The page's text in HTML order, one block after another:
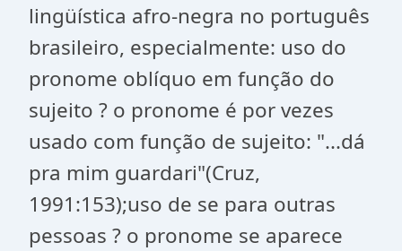
lingüística afro-negra no português
brasileiro, especialmente: uso do
pronome oblíquo em função do
sujeito ? o pronome é por vezes
usado com função de sujeito: "...dá
pra mim guardari"(Cruz,
1991:153);uso de se para outras
pessoas ? o pronome se aparece